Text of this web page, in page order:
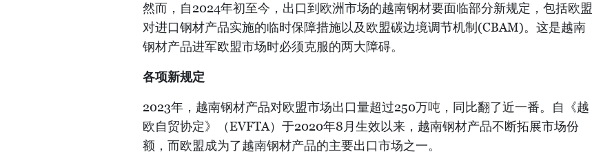
然而，自2024年初至今，出口到欧洲市场的越南钢材要面临部分新规定，包括欧盟
对进口钢材产品实施的临时保障措施以及欧盟碳边境调节机制(CBAM)。这是越南
钢材产品进军欧盟市场时必须克服的两大障碍。
各项新规定
2023年，越南钢材产品对欧盟市场出口量超过250万吨，同比翻了近一番。自《越
欧自贸协定》（EVFTA）于2020年8月生效以来，越南钢材产品不断拓展市场份
额，而欧盟成为了越南钢材产品的主要出口市场之一。